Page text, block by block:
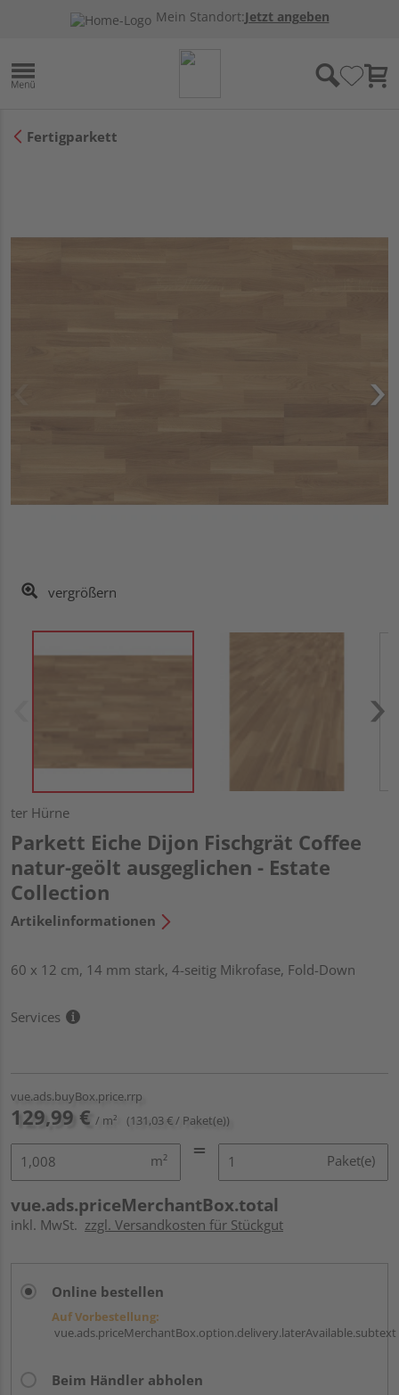
Mein Standort:Jetzt angeben
Fertigparkett
vergrößern
ter Hürne
Parkett Eiche Dijon Fischgrät Coffee
natur-geölt ausgeglichen - Estate
Collection
Artikelinformationen
60 x 12 cm, 14 mm stark, 4-seitig Mikrofase, Fold-Down
Services
vue.ads.buyBox.price.rrp
129,99 € / m² (131,03 € / Paket(e))
m² Paket(e)
vue.ads.priceMerchantBox.total
inkl. MwSt. zzgl. Versandkosten für Stückgut
Online bestellen
Auf Vorbestellung:
vue.ads.priceMerchantBox.option.delivery.laterAvailable.subtext
Beim Händler abholen